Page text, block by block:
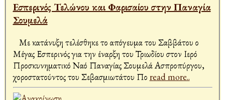
Εσπερινός Τελώνου και Φαρισαίου στην Παναγία
Σουμελά
Με κατάνυξη τελέσθηκε το απόγευμα του Σαββάτου ο
Μέγας Εσπερινός για την έναρξη του Τριωδίου στον Ιερό
Προσκυνηματικό Ναό Παναγίας Σουμελά Ασπροπύργου,
χοροστατούντος του Σεβασμιωτάτου Πο read more..